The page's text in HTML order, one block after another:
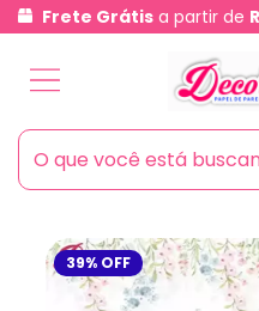
Frete Grátis a partir de
39% OFF